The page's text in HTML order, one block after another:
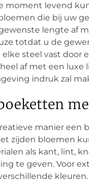
moment levend
die bij uw
lengte af
totdat u de
steel vast door
af met een luxe
indruk zal
manier een
zijden bloemen
als kant, lint,
te geven. Voor